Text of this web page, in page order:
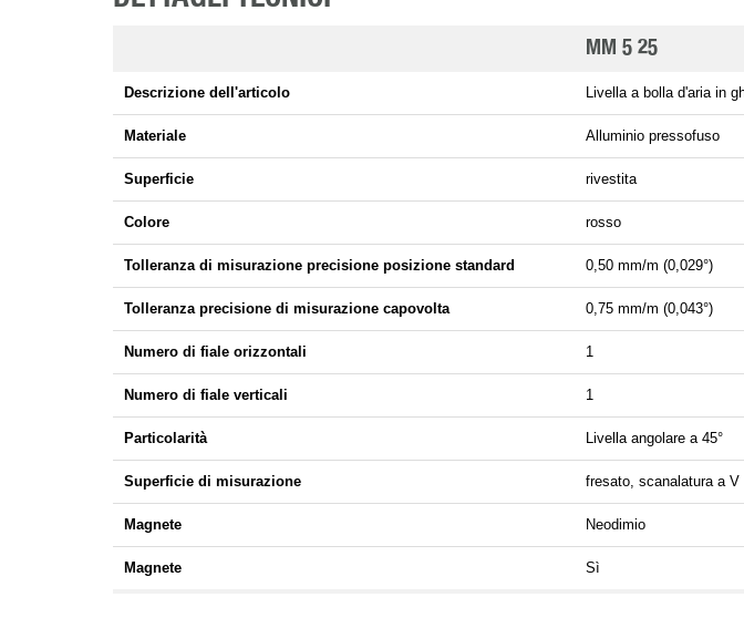
MM 5 25
Descrizione dell'articolo Livella a bolla d'aria in
Materiale Alluminio pressofuso
Superficie rivestita
Colore rosso
Tolleranza di misurazione precisione posizione standard 0,50 mm/m (0,029°)
Tolleranza precisione di misurazione capovolta 0,75 mm/m (0,043°)
Numero di fiale orizzontali 1
Numero di fiale verticali 1
Particolarità Livella angolare a 45°
Superficie di misurazione fresato, scanalatura a V
Magnete Neodimio
Magnete Sì